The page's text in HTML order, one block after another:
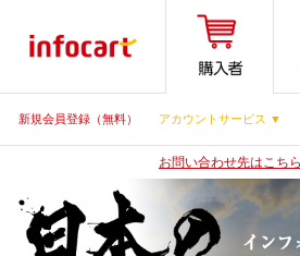
新規会員登録（無料） アカウントサービス ▼
お問い合わせ先はこち